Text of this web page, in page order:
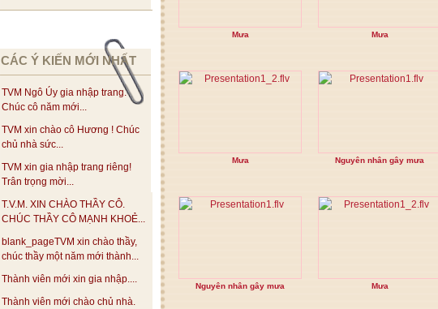
CÁC Ý KIẾN MỚI NHẤT
TVM Ngô Úy gia nhập trang.
Chúc cô năm mới...
TVM xin chào cô Hương ! Chúc
chủ nhà sức...
TVM xin gia nhập trang riêng!
Trân trọng mời...
T.V.M. XIN CHÀO THẦY CÔ.
CHÚC THẦY CÔ MẠNH KHOẺ...
blank_pageTVM xin chào thầy,
chúc thầy một năm mới thành...
Thành viên mới xin gia nhập....
Thành viên mới chào chủ nhà.
Mưa Mưa
Mưa Nguyên nhân gây mưa
Nguyên nhân gây mưa Mưa